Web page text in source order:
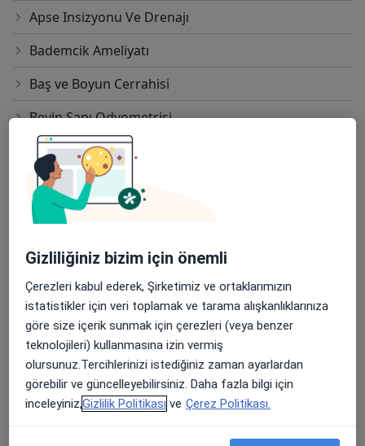
Apse Insizyonu Ve Drenajı
Bademcik Ameliyatı
Baş ve Boyun Cerrahisi
Beyin Sapı Odyometrisi
Blefaroplasti
Botoks
Botoks Enjeksiyonu
Burun Estetik Cerrahisi
Burun Estetiği
Burun Ucu Kaldırma
Damak Cerrahisi
Dolgu
Dudak Dolgusu
Gizliliğiniz bizim için önemli
Çerezleri kabul ederek, Şirketimiz ve ortaklarımızın
istatistikler için veri toplamak ve tarama alışkanlıklarınıza
göre size içerik sunmak için çerezleri (veya benzer
teknolojileri) kullanmasına izin vermiş
olursunuz.Tercihlerinizi istediğiniz zaman ayarlardan
görebilir ve güncelleyebilirsiniz. Daha fazla bilgi için
inceleyiniz,Gizlilik Politikası ve Çerez Politikası.